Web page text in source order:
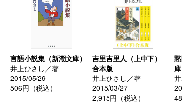
言語小説集（新潮文庫）
井上ひさし／著
2015/05/29
506円（税込）
吉里吉里人（上中下）
合本版
井上ひさし／著
2015/03/27
2,915円（税込）
庫